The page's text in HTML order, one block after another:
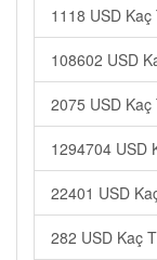
1118 USD Kaç
108602 USD
2075 USD Kaç
1294704 USD
22401 USD
282 USD Kaç